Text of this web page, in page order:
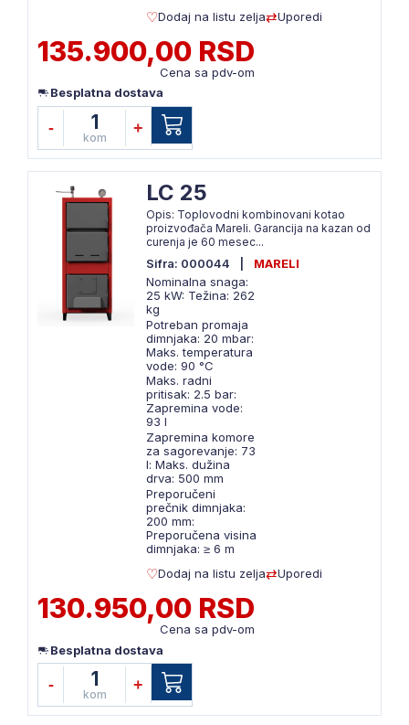
Dodaj na listu zelja
Uporedi
135.900,00 RSD
Cena sa pdv-om
Besplatna dostava
- 1
kom
+
LC 25
Opis: Toplovodni kombinovani kotao
proizvođača Mareli. Garancija na kazan od
curenja je 60 mesec...
Sifra: 000044
MARELI
Nominalna snaga:
25 kW: Težina: 262
kg
Potreban promaja
dimnjaka: 20 mbar:
Maks. temperatura
vode: 90 °C
Maks. radni
pritisak: 2.5 bar:
Zapremina vode:
93 l
Zapremina komore
za sagorevanje: 73
l: Maks. dužina
drva: 500 mm
Preporučeni
prečnik dimnjaka:
200 mm:
Preporučena visina
dimnjaka: ≥ 6 m
Dodaj na listu zelja
Uporedi
130.950,00 RSD
Cena sa pdv-om
Besplatna dostava
- 1
kom
+